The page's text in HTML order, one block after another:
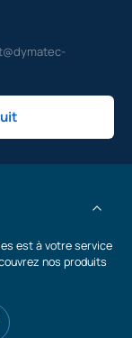
est à votre service
nos produits